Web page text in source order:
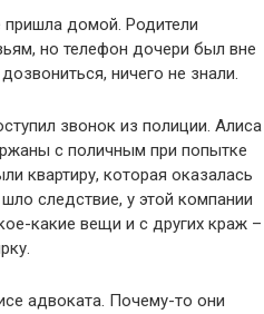
домой. Родители
но телефон дочери был вне
ничего не знали.
звонок из полиции. Алиса
с поличным при попытке
квартиру, которая оказалась
следствие, у этой компании
какие вещи и с других краж –
адвоката. Почему-то они